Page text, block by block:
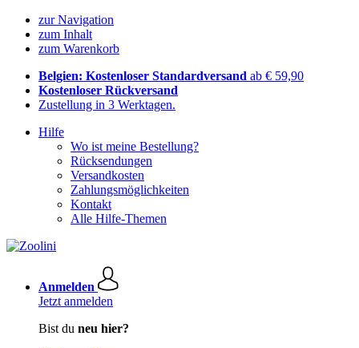
zur Navigation
zum Inhalt
zum Warenkorb
Belgien: Kostenloser Standardversand ab € 59,90
Kostenloser Rückversand
Zustellung in 3 Werktagen.
Hilfe
Wo ist meine Bestellung?
Rücksendungen
Versandkosten
Zahlungsmöglichkeiten
Kontakt
Alle Hilfe-Themen
Anmelden
Jetzt anmelden
Bist du neu hier?